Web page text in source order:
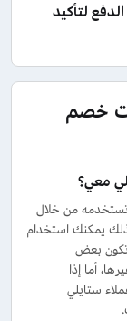
لتأكيد
خصم
معي؟
من خلال
كذلك يمكنك استخدام
بعض
أما إذا
ستايلي